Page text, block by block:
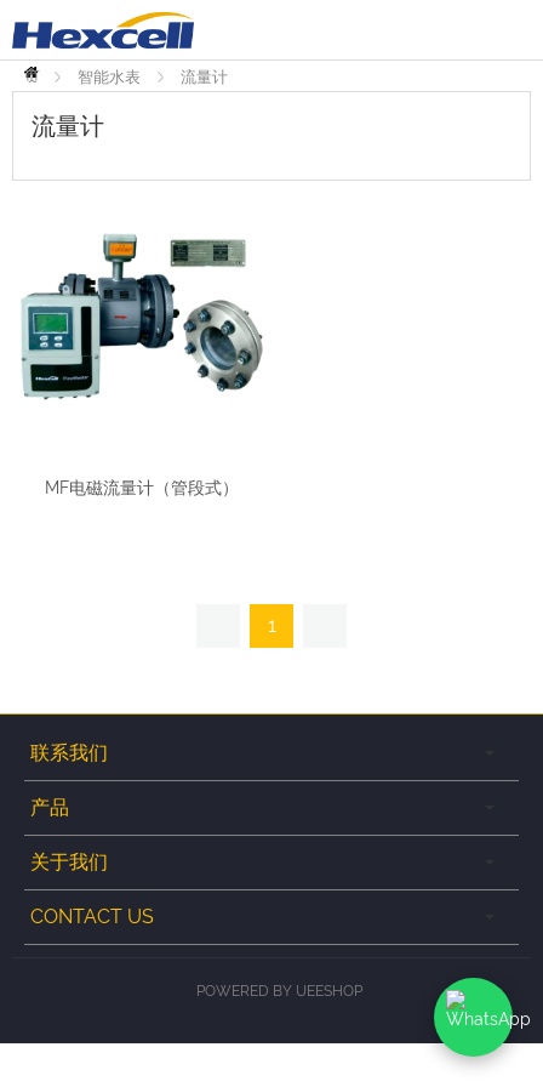
首
页 智能水表 流量计
流量计
MF电磁流量计（管段式）
1
联系我们
产品
关于我们
CONTACT US
POWERED BY UEESHOP